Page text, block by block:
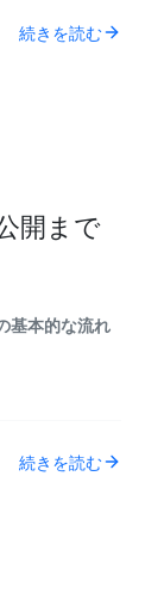
続きを読む
開まで
基本的な流れ
続きを読む